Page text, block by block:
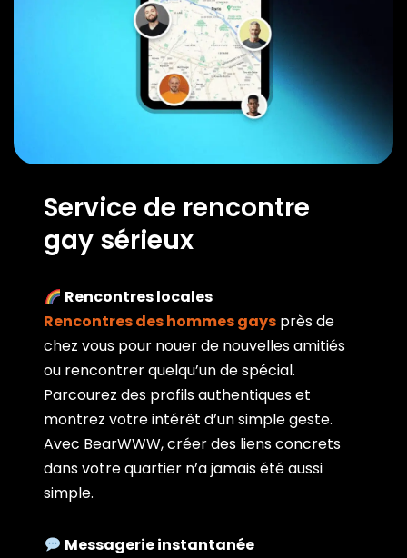
Service de rencontre
gay sérieux
Rencontres locales
Rencontres des hommes gays près de
chez vous pour nouer de nouvelles amitiés
ou rencontrer quelqu’un de spécial.
Parcourez des profils authentiques et
montrez votre intérêt d’un simple geste.
Avec BearWWW, créer des liens concrets
dans votre quartier n’a jamais été aussi
simple.
Messagerie instantanée